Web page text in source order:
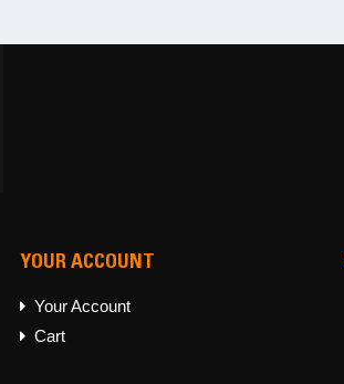
YOUR ACCOUNT
Your Account
Cart